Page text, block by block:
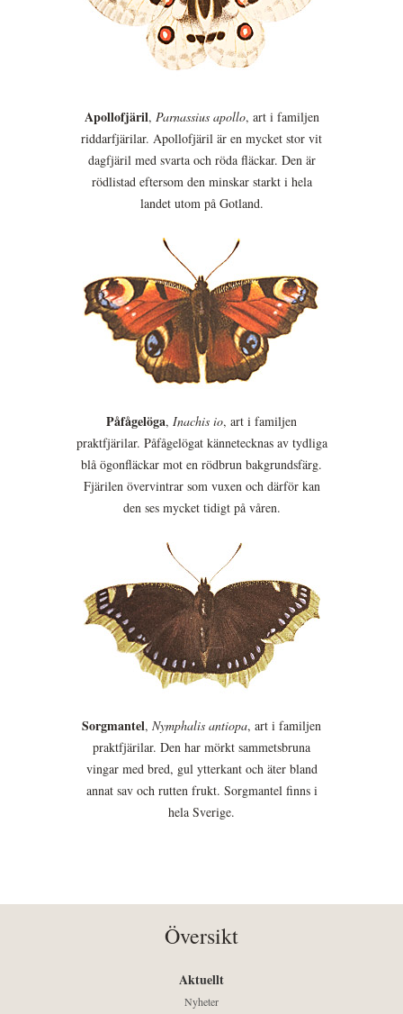
Apollofjäril, Parnassius apollo, art i familjen
riddarfjärilar. Apollofjäril är en mycket stor vit
dagfjäril med svarta och röda fläckar. Den är
rödlistad eftersom den minskar starkt i hela
landet utom på Gotland.
Påfågelöga, Inachis io, art i familjen
praktfjärilar. Påfågelögat kännetecknas av tydliga
blå ögonfläckar mot en rödbrun bakgrundsfärg.
Fjärilen övervintrar som vuxen och därför kan
den ses mycket tidigt på våren.
Sorgmantel, Nymphalis antiopa, art i familjen
praktfjärilar. Den har mörkt sammetsbruna
vingar med bred, gul ytterkant och äter bland
annat sav och rutten frukt. Sorgmantel finns i
hela Sverige.
Översikt
Aktuellt
Nyheter